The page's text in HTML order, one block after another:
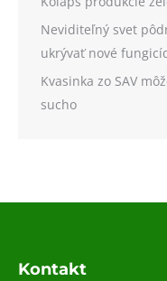
Neviditeľný svet
ukrývať nové
Kvasinka zo SAV
sucho
Kontakt